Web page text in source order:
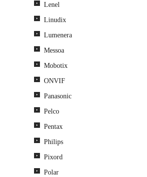
Lenel
Linudix
Lumenera
Messoa
Mobotix
ONVIF
Panasonic
Pelco
Pentax
Philips
Pixord
Polar